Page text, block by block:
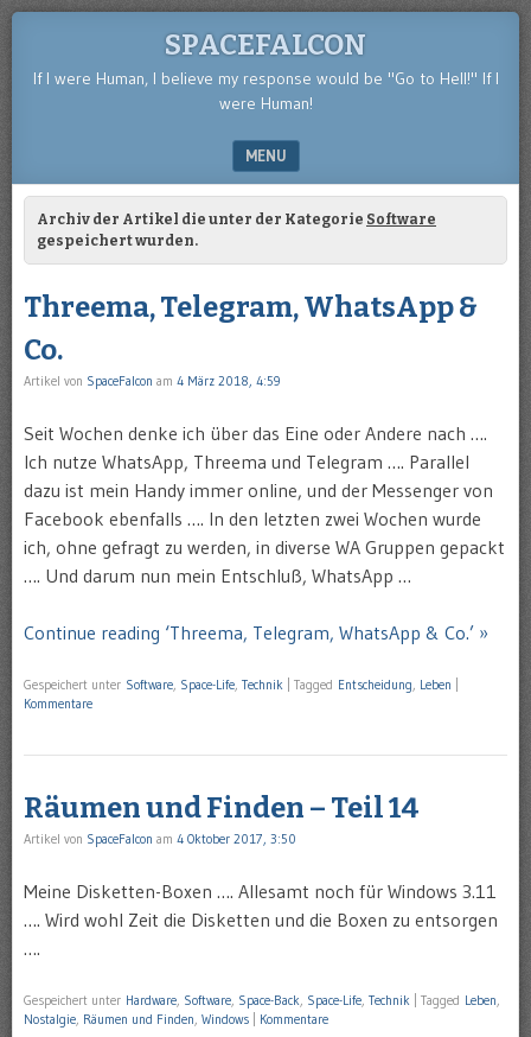
SPACEFALCON
If I were Human, I believe my response would be "Go to Hell!" If I
were Human!
MENU
SKIP TO CONTENT
Archiv der Artikel die unter der Kategorie Software
gespeichert wurden.
Threema, Telegram, WhatsApp &
Co.
Artikel von SpaceFalcon am 4 März 2018, 4:59
Seit Wochen denke ich über das Eine oder Andere nach ….
Ich nutze WhatsApp, Threema und Telegram …. Parallel
dazu ist mein Handy immer online, und der Messenger von
Facebook ebenfalls …. In den letzten zwei Wochen wurde
ich, ohne gefragt zu werden, in diverse WA Gruppen gepackt
…. Und darum nun mein Entschluß, WhatsApp …
Continue reading ‘Threema, Telegram, WhatsApp & Co.’ »
Gespeichert unter Software, Space-Life, Technik Tagged Entscheidung, Leben
Kommentare
Räumen und Finden – Teil 14
Artikel von SpaceFalcon am 4 Oktober 2017, 3:50
Meine Disketten-Boxen …. Allesamt noch für Windows 3.11
…. Wird wohl Zeit die Disketten und die Boxen zu entsorgen
….
Gespeichert unter Hardware Software Space-Back Space-Life Technik Tagged Leben
Nostalgie Räumen und Finden Windows Kommentare